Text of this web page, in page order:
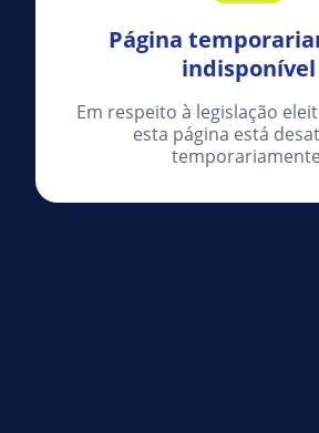
Página
indisponível
Em respeito à legislação
esta página está